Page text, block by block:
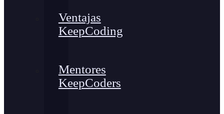
Ventajas
KeepCoding
Mentores
KeepCoders